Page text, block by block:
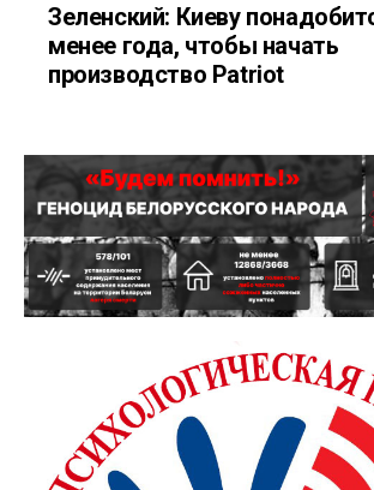
Зеленский: Киеву
менее года, чтобы начать
производство Patriot